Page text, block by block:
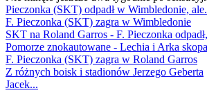
Pieczonka (SKT) odpadł w Wimbledonie,
F. Pieczonka (SKT) zagra w Wimbledonie
SKT na Roland Garros - F. Pieczonka
Pomorze znokautowane - Lechia i Arka
F. Pieczonka (SKT) zagra w Roland Garros
Z różnych boisk i stadionów Jerzego Geberta
Jacek...